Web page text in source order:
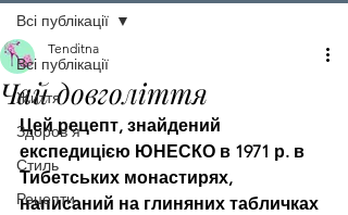
Всі публікації
Життя
Здоров'я
Стиль
Рецепти
Всі публікації
Чай довголіття
Tenditna
Цей рецепт, знайдений
експедицією ЮНЕСКО в 1971 р. в
Тибетських монастирях,
написаний на глиняних табличках